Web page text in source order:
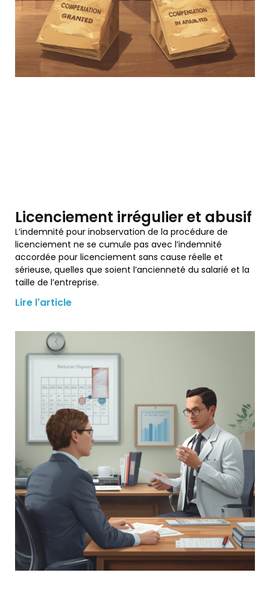
Licenciement irrégulier et abusif
L’indemnité pour inobservation de la procédure de
licenciement ne se cumule pas avec l’indemnité
accordée pour licenciement sans cause réelle et
sérieuse, quelles que soient l’ancienneté du salarié et la
taille de l’entreprise.
Lire l'article